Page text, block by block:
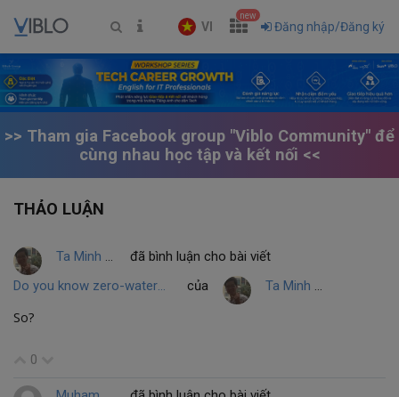
VI
new
Đăng nhập/Đăng ký
>> Tham gia Facebook group "Viblo Community" để
cùng nhau học tập và kết nối <<
THẢO LUẬN
Ta Minh THANH
đã bình luận cho bài viết
Do you know zero-watermarking??
của Ta Minh THANH
So?
0